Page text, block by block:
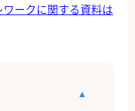
ークに関する資料は